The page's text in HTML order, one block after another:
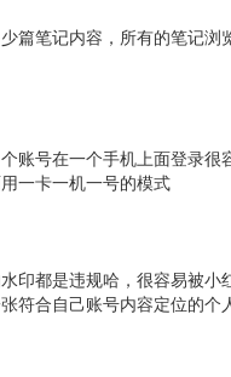
篇笔记内容，所有的笔记
账号在一个手机上面登录很
一卡一机一号的模式
印都是违规哈，很容易被
符合自己账号内容定位的个